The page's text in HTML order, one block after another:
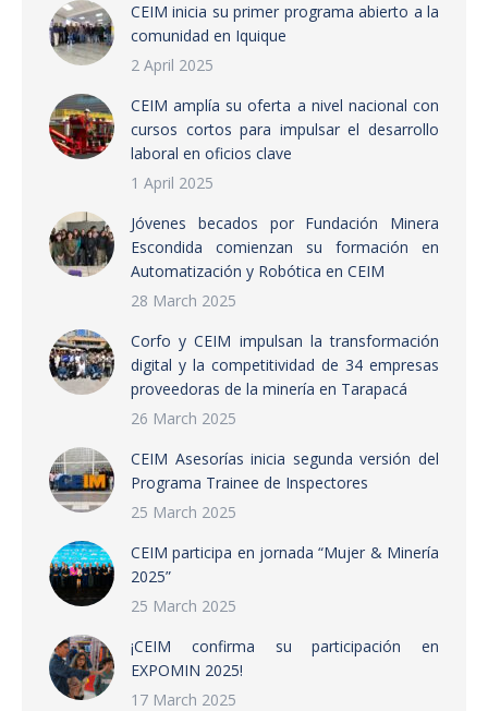
CEIM inicia su primer programa abierto a la
comunidad en Iquique
2 April 2025
CEIM amplía su oferta a nivel nacional con
cursos cortos para impulsar el desarrollo
laboral en oficios clave
1 April 2025
Jóvenes becados por Fundación Minera
Escondida comienzan su formación en
Automatización y Robótica en CEIM
28 March 2025
Corfo y CEIM impulsan la transformación
digital y la competitividad de 34 empresas
proveedoras de la minería en Tarapacá
26 March 2025
CEIM Asesorías inicia segunda versión del
Programa Trainee de Inspectores
25 March 2025
CEIM participa en jornada “Mujer & Minería
2025”
25 March 2025
¡CEIM confirma su participación en
EXPOMIN 2025!
17 March 2025